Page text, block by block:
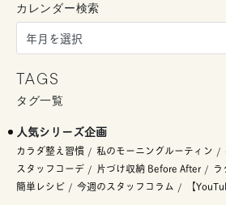
カレンダー検索
TAGS
タグ一覧
人気シリーズ企画
カラダ整え習慣 私のモーニングルーティン
スタッフコーデ
片づけ収納 Before After
簡単レシピ
今週のスタッフコラム 【